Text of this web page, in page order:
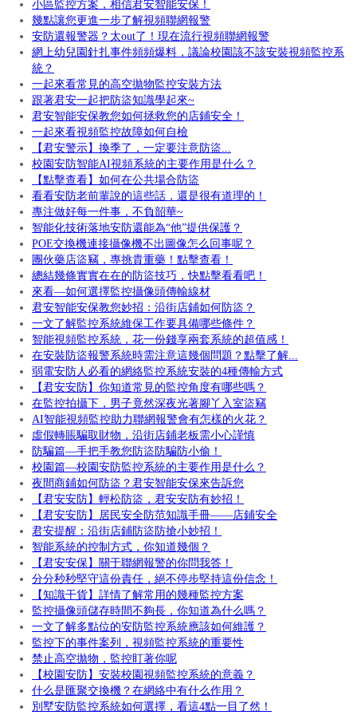
小區監控方案，相信君安智能安保！
幾點讓您更進一步了解視頻聯網報警
安防還報警器？太out了！現在流行視頻聯網報警
網上幼兒園針扎事件頻頻爆料，議論校園該不該安裝視頻監控系
統？
一起來看常見的高空拋物監控安裝方法
跟著君安一起把防盜知識學起來~
君安智能安保教您如何拯救您的店鋪安全！
一起來看視頻監控故障如何自檢
【君安警示】換季了，一定要注意防盜...
校園安防智能AI視頻系統的主要作用是什么？
【點擊查看】如何在公共場合防盜
看看安防老前輩說的這些話，還是很有道理的！
專注做好每一件事，不負韶華~
智能化技術落地安防還能為“他”提供保護？
POE交換機連接攝像機不出圖像怎么回事呢？
團伙藥店盜竊，專挑貴重藥！點擊查看！
總結幾條實實在在的防盜技巧，快點擊看看吧！
來看—如何選擇監控攝像頭傳輸線材
君安智能安保教您妙招：沿街店鋪如何防盜？
一文了解監控系統維保工作要具備哪些條件？
智能視頻監控系統，花一份錢享兩套系統的超值感！
在安裝防盜報警系統時需注意這幾個問題？點擊了解...
弱電安防人必看的網絡監控系統安裝的4種傳輸方式
【君安安防】你知道常見的監控角度有哪些嗎？
在監控拍攝下，男子竟然深夜光著腳丫入室盜竊
AI智能視頻監控助力聯網報警會有怎樣的火花？
虛假轉賬騙取財物，沿街店鋪老板需小心謹慎
防騙篇—手把手教您防盜防騙防小偷！
校園篇—校園安防監控系統的主要作用是什么？
夜間商鋪如何防盜？君安智能安保來告訴您
【君安安防】輕松防盜，君安安防有妙招！
【君安安防】居民安全防范知識手冊——店鋪安全
君安提醒：沿街店鋪防盜防搶小妙招！
智能系統的控制方式，你知道幾個？
【君安安保】關于聯網報警的你問我答！
分分秒秒堅守這份責任，絕不停步堅持這份信念！
【知識干貨】詳情了解常用的幾種監控方案
監控攝像頭儲存時間不夠長，你知道為什么嗎？
一文了解多點位的安防監控系統應該如何維護？
監控下的事件案列，視頻監控系統的重要性
禁止高空拋物，監控盯著你呢
【校園安防】安裝校園視頻監控系統的意義？
什么是匯聚交換機？在網絡中有什么作用？
別墅安防監控系統如何選擇，看這4點一目了然！